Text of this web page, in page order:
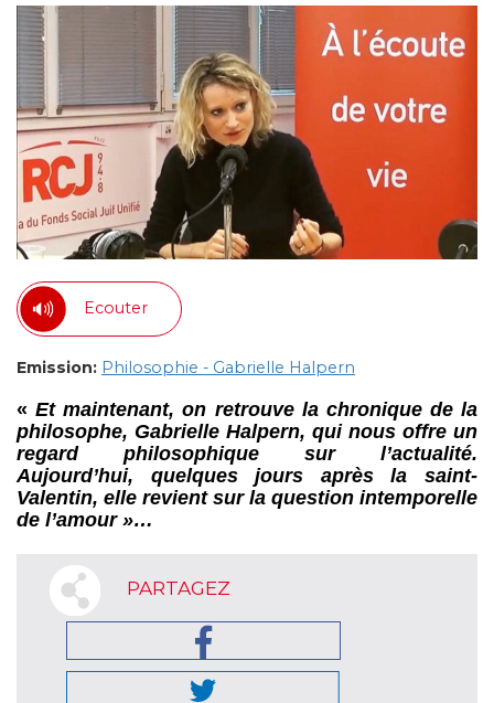
Ecouter
Emission: Philosophie - Gabrielle Halpern
«Et maintenant, on retrouve la chronique de la
philosophe, Gabrielle Halpern, qui nous offre un
regard philosophique sur l’actualité.
Aujourd’hui, quelques jours après la saint-
Valentin, elle revient sur la question intemporelle
de l’amour »…
PARTAGEZ